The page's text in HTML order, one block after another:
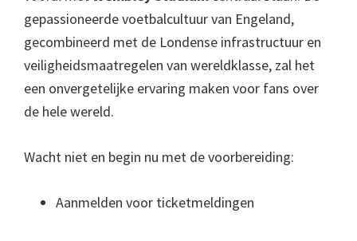
gepassioneerde voetbalcultuur van Engeland,
gecombineerd met de Londense infrastructuur en
veiligheidsmaatregelen van wereldklasse, zal het
een onvergetelijke ervaring maken voor fans over
de hele wereld.
Wacht niet en begin nu met de voorbereiding:
Aanmelden voor ticketmeldingen